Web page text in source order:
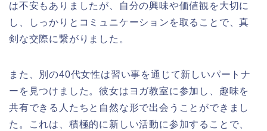
は不安もありましたが、自分の興味や価値観を大切に
し、しっかりとコミュニケーションを取ることで、真
剣な交際に繋がりました。
また、別の40代女性は習い事を通じて新しいパートナ
ーを見つけました。彼女はヨガ教室に参加し、趣味を
共有できる人たちと自然な形で出会うことができまし
た。これは、積極的に新しい活動に参加することで、